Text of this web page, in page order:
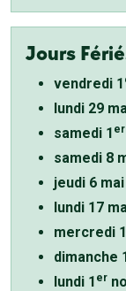
Jours
vendredi 1
lundi 29
samedi 1 er
samedi 8
jeudi 6
lundi 17
mercredi
dimanche
lundi 1 er